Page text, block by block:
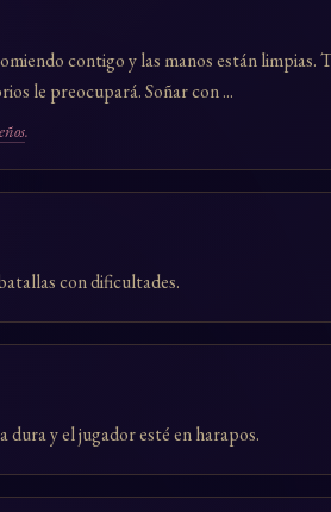
contigo y las manos están limpias.
le preocupará. Soñar con ...
.
con dificultades.
dura y el jugador esté en harapos.